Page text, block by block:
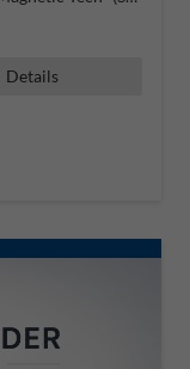
Details